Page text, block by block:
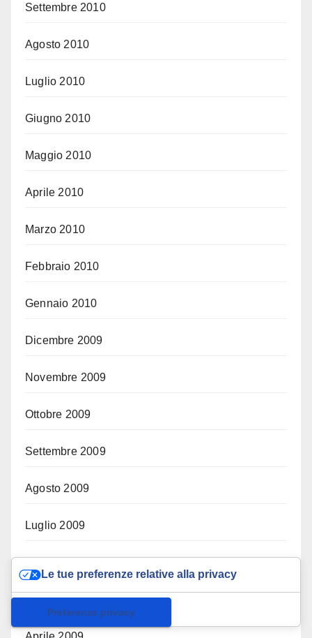
Settembre 2010
Agosto 2010
Luglio 2010
Giugno 2010
Maggio 2010
Aprile 2010
Marzo 2010
Febbraio 2010
Gennaio 2010
Dicembre 2009
Novembre 2009
Ottobre 2009
Settembre 2009
Agosto 2009
Luglio 2009
Maggio 2009
Le tue preferenze relative alla privacy
Informativa sulla raccolta